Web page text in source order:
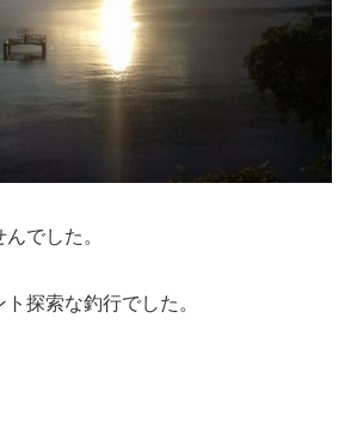
でした。
探索な釣行でした。